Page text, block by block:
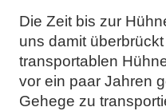
Die Zeit bis zur
uns damit
transportablen
vor ein paar Jahren
Gehege zu